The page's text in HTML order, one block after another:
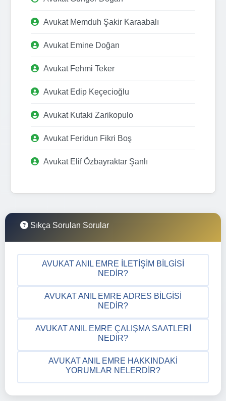
Avukat Memduh Şakir Karaabalı
Avukat Emine Doğan
Avukat Fehmi Teker
Avukat Edip Keçecioğlu
Avukat Kutaki Zarikopulo
Avukat Feridun Fikri Boş
Avukat Elif Özbayraktar Şanlı
Sıkça Sorulan Sorular
AVUKAT ANIL EMRE İLETIŞIM BILGISI
NEDIR?
AVUKAT ANIL EMRE ADRES BILGISI
NEDIR?
AVUKAT ANIL EMRE ÇALIŞMA SAATLERI
NEDIR?
AVUKAT ANIL EMRE HAKKINDAKI
YORUMLAR NELERDIR?